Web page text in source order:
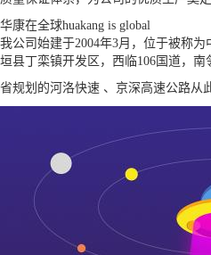
华康在全球huakang is global
我公司始建于2004年3月，位于被称
垣县丁栾镇开发区，西临106国道，南
省规划的河洛快速 、京深高速公路从